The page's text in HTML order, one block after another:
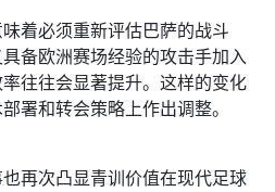
着必须重新评估巴萨的战斗
备欧洲赛场经验的攻击手加入
往往会显著提升。这样的变化
署和转会策略上作出调整。
再次凸显青训价值在现代足球